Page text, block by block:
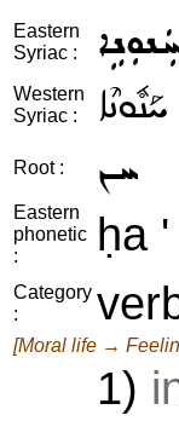
Eastern
Syriac :
Western
Syriac :
ܚܰܢܽܘܢܶܐ
Root : ܚܢ
Eastern
phonetic
:
ḥa
Category
:
[Moral life →
1)